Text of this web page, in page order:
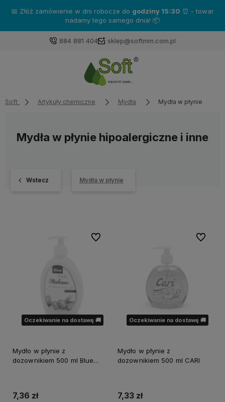
📅 Złóż zamówienie w dni robocze do godziny 15:30 ⏰ - towar
nadamy tego samego dnia! 📦
884 881 404 sklep@softmm.com.pl
Soft Artykuły chemiczne Mydła Mydła w płynie
Mydła w płynie hipoalergiczne i inne
Wstecz Mydła w płynie
Oczekiwanie na dostawę 🚚
Mydło w płynie z
dozownikiem 500 ml Blue
7,36 zł
Do ulubionych
Oczekiwanie na dostawę 🚚
Mydło w płynie z
dozownikiem 500 ml CARI
7,33 zł
Do